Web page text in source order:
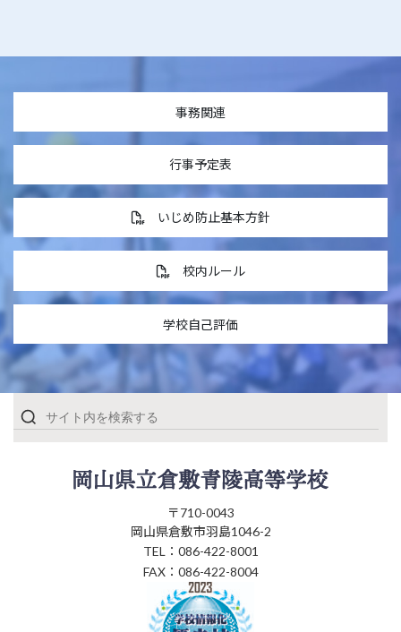
事務関連
行事予定表
いじめ防止基本方針
校内ルール
学校自己評価
〒710-0043
岡山県倉敷市羽島1046-2
TEL：086-422-8001
FAX：086-422-8004